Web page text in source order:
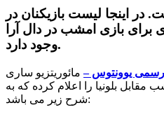
اینجا لیست بازیکنان در
بازی امشب در دال آرا
وجود دارد.
یوونتوس –مائوریتزیو ساری
مقابل بلونیا را اعلام کرده که به
شرح زیر می باشد: